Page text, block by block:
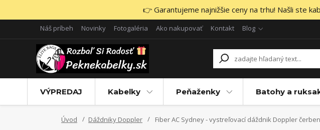
👉 Garantujeme najnižšie ceny na trhu! Našli ste
Náš príbeh Novinky Fotogaléria Ako nakupovať Kontakt Blog
VÝPREDAJ Kabelky Peňaženky Batohy a
Úvod Dáždniky Doppler Fiber AC Sydney - vystreľovací dáždnik Doppler